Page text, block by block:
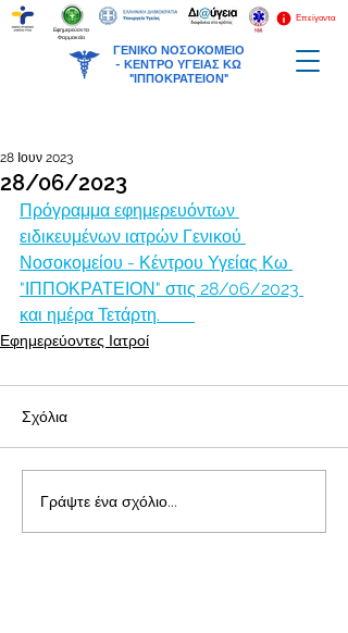
ΓΕΝΙΚΟ ΝΟΣΟΚΟΜΕΙΟ
- ΚΕΝΤΡΟ ΥΓΕΙΑΣ ΚΩ
"ΙΠΠΟΚΡΑΤΕΙΟΝ"
Επείγοντα
Εφημερεύοντα
Φαρμακεία
28/06/2023
28 Ιουν 2023
Πρόγραμμα εφημερευόντων
ειδικευμένων ιατρών Γενικού
Νοσοκομείου - Κέντρου Υγείας Κω
"ΙΠΠΟΚΡΑΤΕΙΟΝ" στις 28/06/2023
και ημέρα Τετάρτη.
Εφημερεύοντες Ιατροί
Σχόλια
Γράψτε ένα σχόλιο...